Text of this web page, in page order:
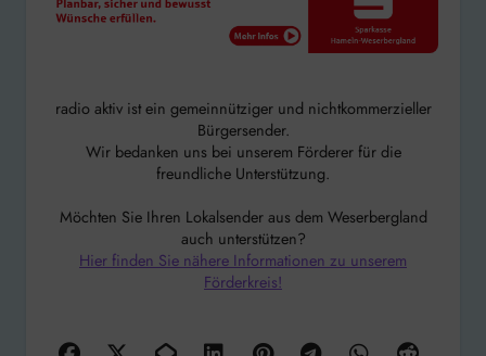
radio aktiv ist ein gemeinnütziger und nichtkommerzieller
Bürgersender.
Wir bedanken uns bei unserem Förderer für die
freundliche Unterstützung.
Möchten Sie Ihren Lokalsender aus dem Weserbergland
auch unterstützen?
Hier finden Sie nähere Informationen zu unserem
Förderkreis!